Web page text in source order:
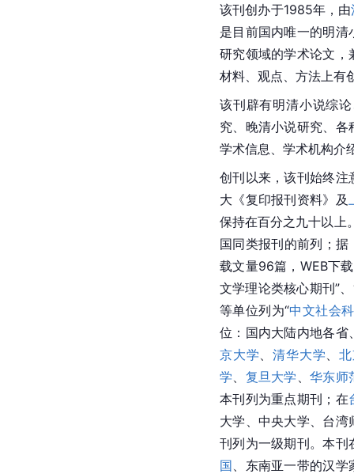
该刊创办于1985年，由
是目前国内唯一的明
研究领域的学术论文，
材料、观点、方法上有
该刊辟有明清小说综
究、晚清小说研究、
学术信息、学术机构介
创刊以来，该刊始终注
大《复印报刊资料》及
保持在百分之九十以上
国同类报刊的前列；
载文量96篇，WEB下
文学理论类核心期刊”
等单位列为“中文社会
位：国内大陆内地各
京大学 、清华大学 、
学
复旦大学 、华东师
本刊列为重点期刊；在
大学、 中央大学
台湾
刊列为一级期刊。本
国 、东南亚一带的汉